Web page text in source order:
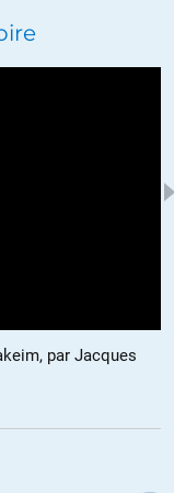
coins : qui a fait le
par Jacques